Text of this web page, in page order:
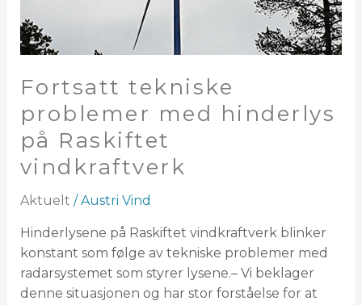
Fortsatt tekniske
problemer med hinderlys
på Raskiftet
vindkraftverk
Aktuelt / Austri Vind
Hinderlysene på Raskiftet vindkraftverk blinker
konstant som følge av tekniske problemer med
radarsystemet som styrer lysene.– Vi beklager
denne situasjonen og har stor forståelse for at
vindkraftverk